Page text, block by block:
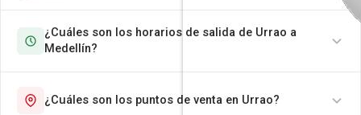
¿Cuáles son los horarios de salida de Urrao a
Medellín?
¿Cuáles son los puntos de venta en Urrao?